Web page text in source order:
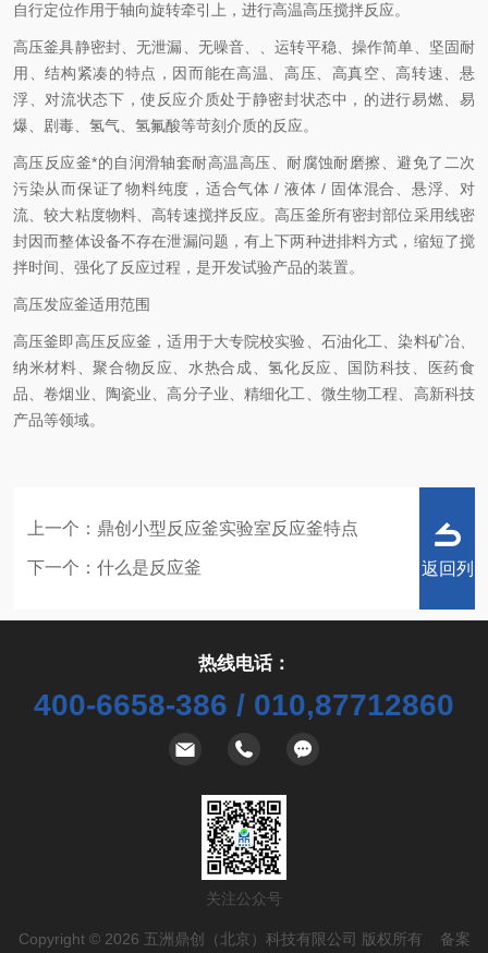
自行定位作用于轴向旋转牵引上，进行高温高压搅拌反应。
高压釜具静密封、无泄漏、无噪音、、运转平稳、操作简单、坚固耐
用、结构紧凑的特点，因而能在高温、高压、高真空、高转速、悬
浮、对流状态下，使反应介质处于静密封状态中，的进行易燃、易
爆、剧毒、氢气、氢氟酸等苛刻介质的反应。
高压反应釜*的自润滑轴套耐高温高压、耐腐蚀耐磨擦、避免了二次
污染从而保证了物料纯度，适合气体 / 液体 / 固体混合、悬浮、对
流、较大粘度物料、高转速搅拌反应。高压釜所有密封部位采用线密
封因而整体设备不存在泄漏问题，有上下两种进排料方式，缩短了搅
拌时间、强化了反应过程，是开发试验产品的装置。
高压发应釜适用范围
高压釜即高压反应釜，适用于大专院校实验、石油化工、染料矿冶、
纳米材料、聚合物反应、水热合成、氢化反应、国防科技、医药食
品、卷烟业、陶瓷业、高分子业、精细化工、微生物工程、高新科技
产品等领域。
上一个： 鼎创小型反应釜实验室反应釜特点
下一个： 什么是反应釜 返回列
热线电话：
400-6658-386 / 010,87712860
关注公众号
Copyright © 2026 五洲鼎创（北京）科技有限公司 版权所有 备案